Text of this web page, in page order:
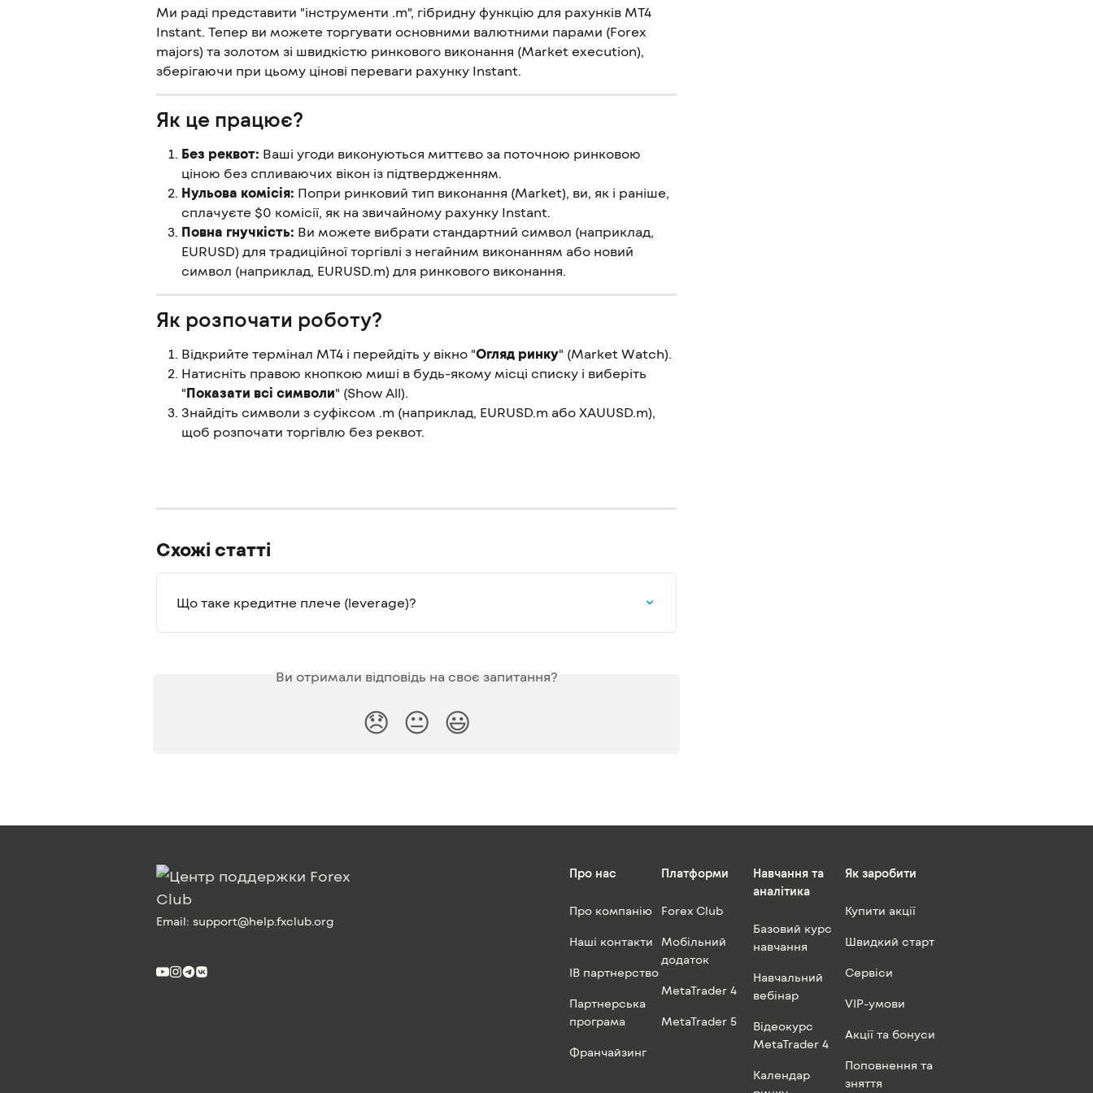
Ми раді представити "інструменти .m", гібридну функцію для рахунків MT4
Instant. Тепер ви можете торгувати основними валютними парами (Forex
majors) та золотом зі швидкістю ринкового виконання (Market execution),
зберігаючи при цьому цінові переваги рахунку Instant.
Як це працює?
Без реквот: Ваші угоди виконуються миттєво за поточною ринковою
ціною без спливаючих вікон із підтвердженням.
Нульова комісія: Попри ринковий тип виконання (Market), ви, як і раніше,
сплачуєте $0 комісії, як на звичайному рахунку Instant.
Повна гнучкість: Ви можете вибрати стандартний символ (наприклад,
EURUSD) для традиційної торгівлі з негайним виконанням або новий
символ (наприклад, EURUSD.m) для ринкового виконання.
Як розпочати роботу?
Відкрийте термінал MT4 і перейдіть у вікно "Огляд ринку" (Market Watch).
Натисніть правою кнопкою миші в будь-якому місці списку і виберіть
"Показати всі символи" (Show All).
Знайдіть символи з суфіксом .m (наприклад, EURUSD.m або XAUUSD.m),
щоб розпочати торгівлю без реквот.
Схожі статті
Що таке кредитне плече (leverage)?
Ви отримали відповідь на своє запитання?
😞 😐 😃
Email: support@help.fxclub.org
Про нас
Про компанію
Наші контакти
IB партнерство
Партнерська
програма
Франчайзинг
Платформи
Forex Club
Мобільний
додаток
MetaTrader 4
MetaTrader 5
Навчання та
аналітика
Базовий курс
навчання
Навчальний
вебінар
Відеокурс
MetaTrader 4
Календар
Як заробити
Купити акції
Швидкий старт
Сервіси
VIP-умови
Акції та бонуси
Поповнення та
зняття